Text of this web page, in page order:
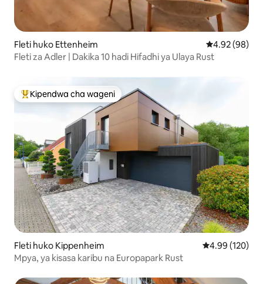
Fleti huko Ettenheim Ukadiriaji wa
4.92 (98)
Fleti za Adler | Dakika 10 hadi Hifadhi ya Ulaya Rust
Kipendwa maarufu cha wageni
Kipendwa cha wageni
Fleti huko Kippenheim Ukadiriaji wa
4.99 (120)
Mpya, ya kisasa karibu na Europapark Rust